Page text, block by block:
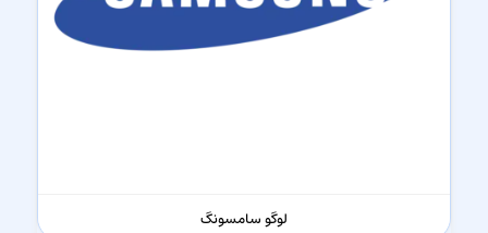
لوگو سامسونگ